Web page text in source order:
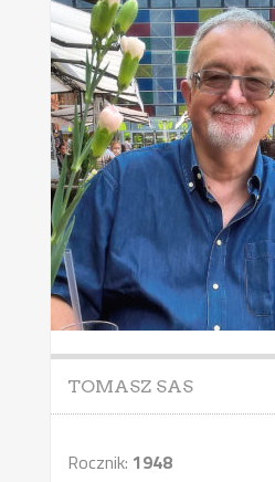
TOMASZ SAS
Rocznik: 1948